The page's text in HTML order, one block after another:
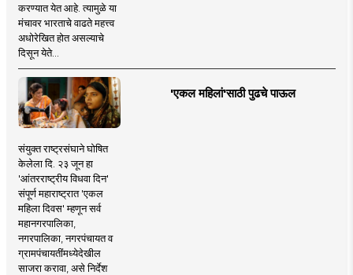
करण्यात येत आहे. त्यामुळे या
मंचावर भारताचे वाढते महत्त्व
अधोरेखित होत असल्याचे
दिसून येते...
'एकल महिलां'साठी पुढचे पाऊल
संयुक्त राष्ट्रसंघाने घोषित
केलेला दि. २३ जून हा
'आंतरराष्ट्रीय विधवा दिन'
संपूर्ण महाराष्ट्रात 'एकल
महिला दिवस' म्हणून सर्व
महानगरपालिका,
नगरपालिका, नगरपंचायत व
ग्रामपंचायतींमध्येदेखील
साजरा करावा, असे निर्देश